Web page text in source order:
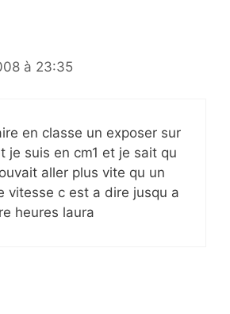
à 23:35
en classe un exposer sur
je suis en cm1 et je sait qu
aller plus vite qu un
vitesse c est a dire jusqu a
heures laura